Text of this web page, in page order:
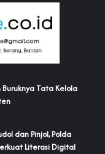
Tata Kelola
dan Pinjol, Polda
Literasi Digital